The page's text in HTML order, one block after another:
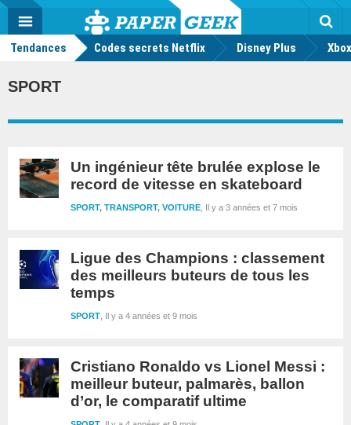
Actu
geek
MENU
Tendances Codes secrets Netflix Disney Plus
SPORT
Un ingénieur tête brulée explose le
record de vitesse en skateboard
Il y a 3 années et 7 mois
SPORT, TRANSPORT, VOITURE
Ligue des Champions : classement
des meilleurs buteurs de tous les
temps
Il y a 4 années et 9 mois
SPORT
Cristiano Ronaldo vs Lionel Messi :
meilleur buteur, palmarès, ballon
d’or, le comparatif ultime
Mode
FacebookTwitter Youtube